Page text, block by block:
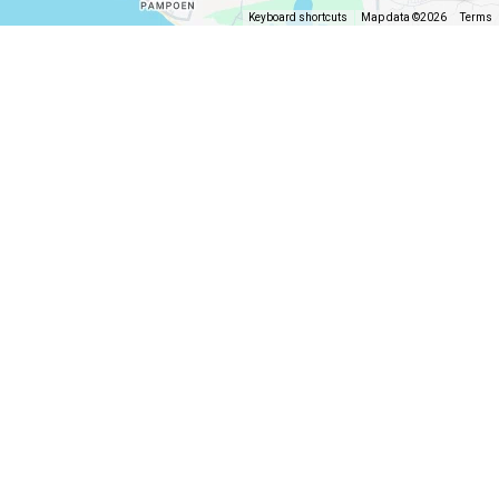
Keyboard shortcuts Map data ©2026 Terms